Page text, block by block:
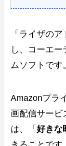
「ライザの
し、コーエ
ムソフトです
Amazonプラ
画配信サービ
は、「好きな